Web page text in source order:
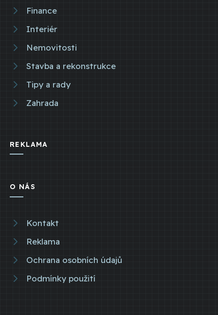
Finance
Interiér
Nemovitosti
Stavba a rekonstrukce
Tipy a rady
Zahrada
REKLAMA
O NÁS
Kontakt
Reklama
Ochrana osobních údajů
Podmínky použití